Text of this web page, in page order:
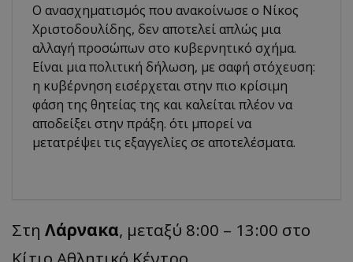
Ο ανασχηματισμός που ανακοίνωσε ο Νίκος
Χριστοδουλίδης, δεν αποτελεί απλώς μια
αλλαγή προσώπων στο κυβερνητικό σχήμα.
Είναι μια πολιτική δήλωση, με σαφή στόχευση:
η κυβέρνηση εισέρχεται στην πιο κρίσιμη
φάση της θητείας της και καλείται πλέον να
αποδείξει στην πράξη. ότι μπορεί να
μετατρέψει τις εξαγγελίες σε αποτελέσματα.
Στη Λάρνακα, μεταξύ 8:00 – 13:00 στο